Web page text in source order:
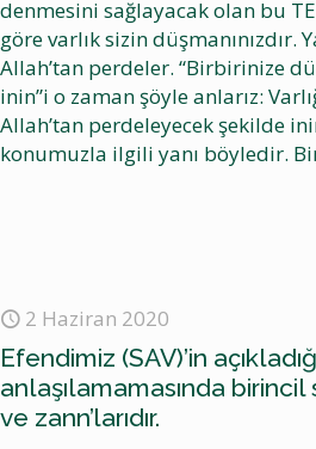
denmesini sağlayacak olan bu
göre varlık sizin düşmanınızdır.
Allah’tan perdeler. “Birbirinize
inin”i o zaman şöyle anlarız:
Allah’tan perdeleyecek şekilde
konumuzla ilgili yanı böyledir.
2 Haziran 2020
Efendimiz (SAV)’in
anlaşılamamasında
ve zann’larıdır.